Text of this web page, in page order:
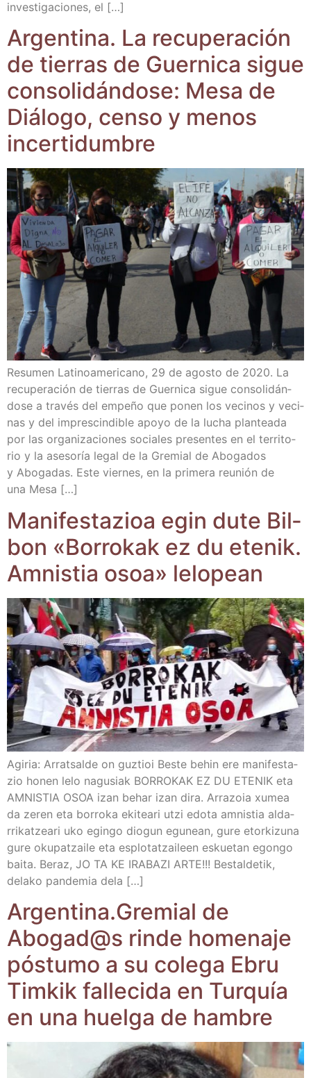
inves­ti­ga­cio­nes, el […]
Argen­ti­na. La recu­pe­ra­ción
de tie­rras de Guer­ni­ca sigue
con­so­li­dán­do­se: Mesa de
Diá­lo­go, cen­so y menos
incertidumbre
Resu­men Lati­no­ame­ri­cano, 29 de agos­to de 2020. La
recu­pe­ra­ción de tie­rras de Guer­ni­ca sigue con­so­li­dán­
do­se a tra­vés del empe­ño que ponen los veci­nos y veci­
nas y del impres­cin­di­ble apo­yo de la lucha plan­tea­da
por las orga­ni­za­cio­nes socia­les pre­sen­tes en el terri­to­
rio y la ase­so­ría legal de la Gre­mial de Abo­ga­dos
y Abo­ga­das. Este vier­nes, en la pri­me­ra reu­nión de
una Mesa […]
Mani­fes­ta­zioa egin dute Bil­
bon «Borro­kak ez du ete­nik.
Amnis­tia osoa» lelopean
Agi­ria: Arratsal­de on guz­tioi Bes­te behin ere mani­fes­ta­
zio honen lelo nagu­siak BORROKAK EZ DU ETENIK eta
AMNISTIA OSOA izan behar izan dira. Arra­zoia xumea
da zeren eta borro­ka eki­tea­ri utzi edo­ta amnis­tia alda­
rri­katzea­ri uko egin­go dio­gun egu­nean, gure etor­ki­zu­na
gure oku­patzai­le eta esplo­tatzai­leen eskue­tan egon­go
bai­ta. Beraz, JO TA KE IRABAZI ARTE!!! Bes­tal­de­tik,
dela­ko pan­de­mia dela […]
Argentina.Gremial de
Abogad@s rin­de home­na­je
pós­tu­mo a su cole­ga Ebru
Tim­kik falle­ci­da en Tur­quía
en una huel­ga de hambre